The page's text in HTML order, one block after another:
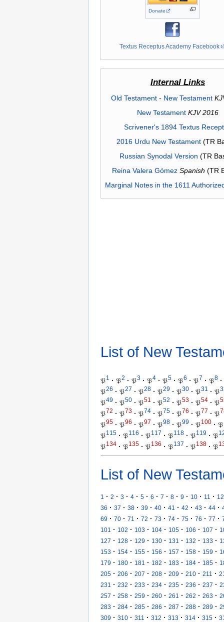
Donate
Textus Receptus Academy Facebook
Internal Links
Old Testament- New Testament
New Testament KJV 2016
Scrivener's 1894 Textus
2016 Urdu New Testament(TR
Russian Synodal Version (TR
Reina Valera Gómez Spanish (TR
Marginal Notes in the 1611
List of New
𝔓1 · 𝔓2 · 𝔓3 · 𝔓4 · 𝔓5 · 𝔓6 · 𝔓7 · 𝔓8 ·
𝔓26 · 𝔓27 · 𝔓28 · 𝔓29 · 𝔓30 · 𝔓31 · 𝔓
𝔓49 · 𝔓50 · 𝔓51 · 𝔓52 · 𝔓53 · 𝔓54 · 𝔓
𝔓72 · 𝔓73 · 𝔓74 · 𝔓75 · 𝔓76 · 𝔓77 · 𝔓
𝔓95 · 𝔓96 · 𝔓97 · 𝔓98 · 𝔓99 · 𝔓100 · 𝔓
𝔓115 · 𝔓116 · 𝔓117 · 𝔓118 · 𝔓119 · 𝔓
𝔓134 · 𝔓135 · 𝔓136 · 𝔓137 · 𝔓138 · 𝔓
List of New
1 · 2 · 3 · 4 · 5 · 6 · 7 · 8 · 9 · 10 · 11 · 12
36 · 37 · 38 · 39 · 40 · 41 · 42 · 43 · 44 ·
69 · 70 · 71 · 72 · 73 · 74 · 75 · 76 · 77 ·
101
· 102 · 103 · 104 · 105 · 106 · 107 ·
127 · 128 · 129 · 130 · 131 · 132 · 133 ·
153 · 154 · 155 · 156 · 157 · 158 · 159 ·
179 · 180 · 181 · 182 · 183 · 184 · 185 ·
205 · 206 · 207 · 208 · 209 · 210 · 211 ·
231
· 232 · 233 · 234 · 235 · 236 · 237 ·
257 · 258 · 259 · 260 · 261 · 262 · 263 ·
283 · 284 · 285 · 286 · 287 · 288 · 289 ·
309 · 310 · 311 · 312 · 313 · 314 · 315 ·